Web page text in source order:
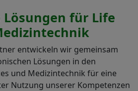
für Life
entwickeln wir gemeinsam
Lösungen in den
und Medizintechnik für eine
Nutzung unserer Kompetenzen